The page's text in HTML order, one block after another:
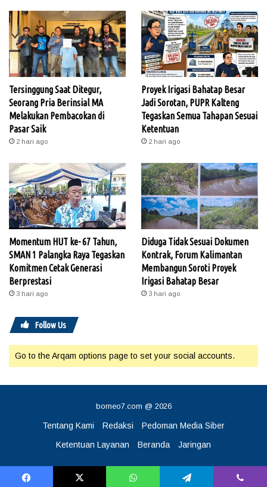
Tersinggung Saat Ditegur,
Seorang Pria Berinsial MA
Melakukan Pembacokan di
Pasar Saik
2 hari ago
Proyek Irigasi Bahatap Besar
Jadi Sorotan, PUPR Kalteng
Tegaskan Semua Tahapan Sesuai
Ketentuan
2 hari ago
Momentum HUT ke- 67 Tahun,
SMAN 1 Palangka Raya Tegaskan
Komitmen Cetak Generasi
Berprestasi
3 hari ago
Diduga Tidak Sesuai Dokumen
Kontrak, Forum Kalimantan
Membangun Soroti Proyek
Irigasi Bahatap Besar
3 hari ago
Follow Us
Go to the Arqam options page to set your social accounts.
borneo7.com @ 2026
Tentang Kami Redaksi
Pedoman Media Siber
Ketentuan Layanan
Beranda Jaringan